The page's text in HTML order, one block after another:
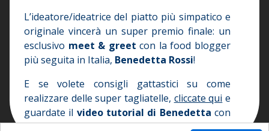
L’ideatore/ideatrice del piatto più simpatico e
originale vincerà un super premio finale: un
esclusivo meet & greetcon la food blogger
più seguita in Italia, Benedetta Rossi!
E se volete consigli gattastici su come
realizzare delle super tagliatelle, cliccate qui e
guardate il video tutorial di Benedetta con
Lampo,Milady,PilouePolpetta!